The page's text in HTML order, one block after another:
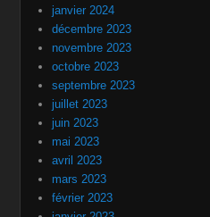
janvier 2024
décembre 2023
novembre 2023
octobre 2023
septembre 2023
juillet 2023
juin 2023
mai 2023
avril 2023
mars 2023
février 2023